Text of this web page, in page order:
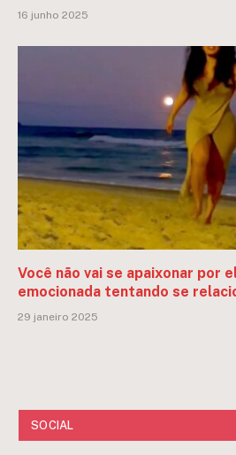
16 junho 2025
Você não vai se apaixonar por
emocionada tentando se
29 janeiro 2025
SOCIAL